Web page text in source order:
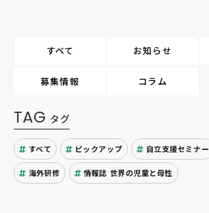
すべて お知らせ
募集情報 コラム
TAG タグ
すべて ピックアップ 自立支援セミナー
海外研修 情報誌 世界の児童と母性